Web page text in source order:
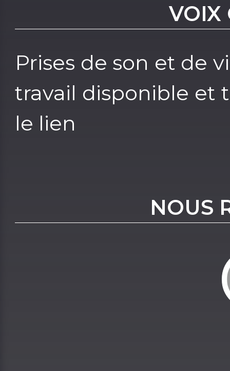
VOIX
Prises de son et de
travail disponible et
le lien
NOUS